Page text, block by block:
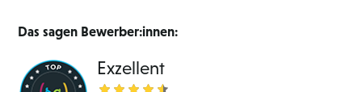
Das sagen Bewerber:innen:
Exzellent